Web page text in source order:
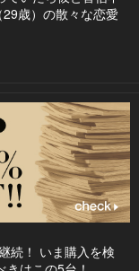
歳）の散々な恋愛
続！ いま購入を検